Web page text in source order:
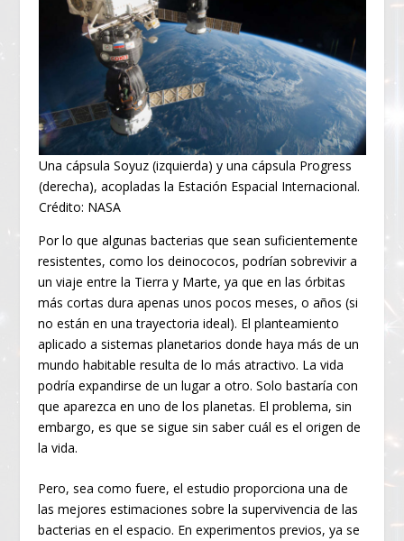
Una cápsula Soyuz (izquierda) y una cápsula Progress
(derecha), acopladas la Estación Espacial Internacional.
Crédito: NASA
Por lo que algunas bacterias que sean suficientemente
resistentes, como los deinococos, podrían sobrevivir a
un viaje entre la Tierra y Marte, ya que en las órbitas
más cortas dura apenas unos pocos meses, o años (si
no están en una trayectoria ideal). El planteamiento
aplicado a sistemas planetarios donde haya más de un
mundo habitable resulta de lo más atractivo. La vida
podría expandirse de un lugar a otro. Solo bastaría con
que aparezca en uno de los planetas. El problema, sin
embargo, es que se sigue sin saber cuál es el origen de
la vida.
Pero, sea como fuere, el estudio proporciona una de
las mejores estimaciones sobre la supervivencia de las
bacterias en el espacio. En experimentos previos, ya se